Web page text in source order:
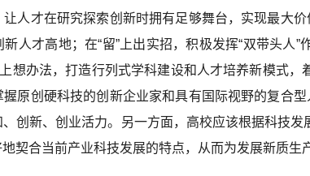
人才在研究探索创新时拥有足够舞台，实现最大
新人才高地；在“留”上出实招，积极发挥“双带头人
想办法，打造行列式学科建设和人才培养新模式
原创硬科技的创新企业家和具有国际视野的复合型
创新、创业活力。另一方面，高校应该根据科技
契合当前产业科技发展的特点，从而为发展新质生